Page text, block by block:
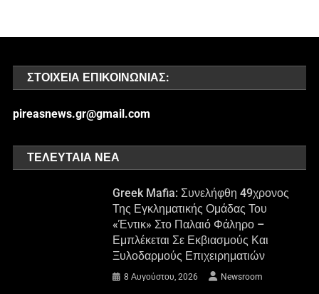
ΣΤΟΙΧΕΊΑ ΕΠΙΚΟΙΝΩΝΊΑΣ:
pireasnews.gr@gmail.com
ΤΕΛΕΥΤΑΊΑ ΝΈΑ
Greek Mafia: Συνελήφθη 49χρονος
Της Εγκληματικής Ομάδας Του
«Έντικ» Στο Παλαιό Φάληρο –
Εμπλέκεται Σε Εκβιασμούς Και
Ξυλοδαρμούς Επιχειρηματιών
8 Αυγούστου, 2026 Newsroom